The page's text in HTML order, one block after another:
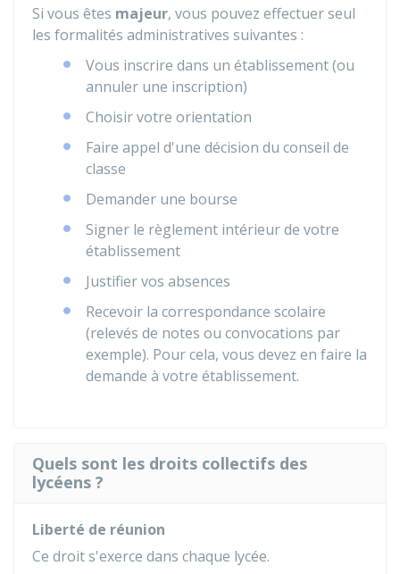
Si vous êtes majeur, vous pouvez effectuer seul
les formalités administratives suivantes :
Vous inscrire dans un établissement (ou
annuler une inscription)
Choisir votre orientation
Faire appel d'une décision du conseil de
classe
Demander une bourse
Signer le règlement intérieur de votre
établissement
Justifier vos absences
Recevoir la correspondance scolaire
(relevés de notes ou convocations par
exemple). Pour cela, vous devez en faire la
demande à votre établissement.
Quels sont les droits collectifs des
lycéens ?
Liberté de réunion
Ce droit s'exerce dans chaque lycée.